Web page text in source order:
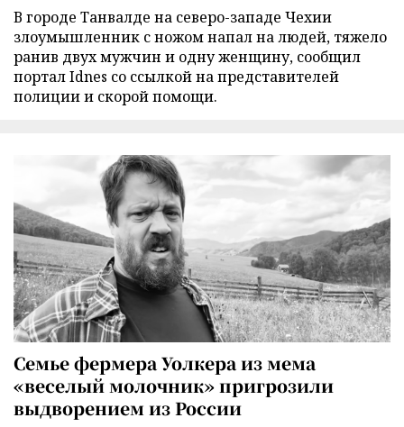
В городе Танвалде на северо-западе Чехии
злоумышленник с ножом напал на людей, тяжело
ранив двух мужчин и одну женщину, сообщил
портал Idnes со ссылкой на представителей
полиции и скорой помощи.
Семье фермера Уолкера из мема
«веселый молочник» пригрозили
выдворением из России